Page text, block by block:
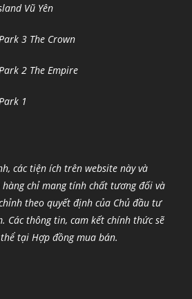
Vũ Yên
3 The Crown
2 The Empire
1
các tiện ích trên website này và
chỉ mang tính chất tương đối và
theo quyết định của Chủ đầu tư
. Các thông tin, cam kết chính thức sẽ
tại Hợp đồng mua bán.